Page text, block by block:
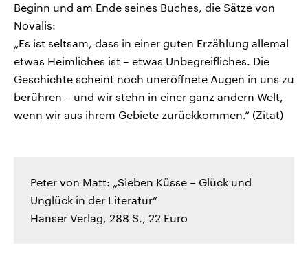
Beginn und am Ende seines Buches, die Sätze von
Novalis:
„Es ist seltsam, dass in einer guten Erzählung allemal
etwas Heimliches ist – etwas Unbegreifliches. Die
Geschichte scheint noch uneröffnete Augen in uns zu
berühren – und wir stehn in einer ganz andern Welt,
wenn wir aus ihrem Gebiete zurückkommen.“ (Zitat)
Peter von Matt: „Sieben Küsse – Glück und
Unglück in der Literatur“
Hanser Verlag, 288 S., 22 Euro